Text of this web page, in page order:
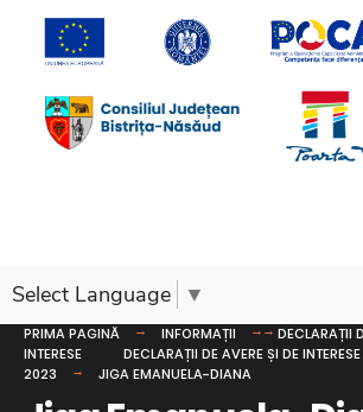
Select Language ▼
PRIMA PAGINĂ INFORMAȚII
DECLARAȚII
INTERESE
DECLARAȚII DE AVERE ȘI DE
2023
JIGA EMANUELA-DIANA